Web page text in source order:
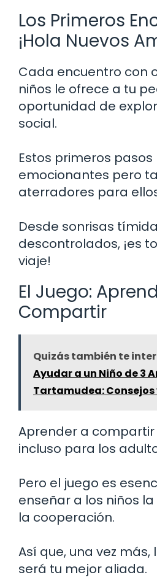
Los Primeros
¡Hola Nuevos
Cada encuentro con
niños le ofrece a tu
oportunidad de
social.
Estos primeros
emocionantes pero
aterradores para
Desde sonrisas
descontrolados, ¡es
viaje!
El Juego:
Compartir
Quizás también te
Ayudar a un Niño de 3
Tartamudea:
Aprender a compartir
incluso para los
Pero el juego es
enseñar a los niños
la cooperación.
Así que, una vez
será tu mejor aliada.